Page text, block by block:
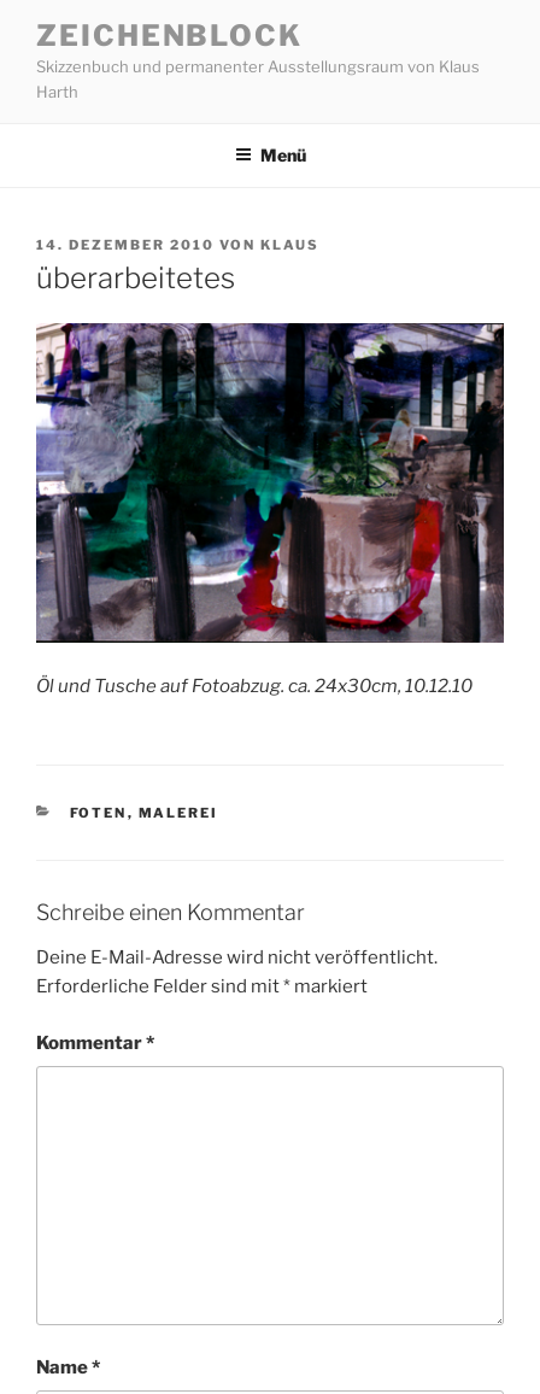
Inhalt
springen
ZEICHENBLOCK
Skizzenbuch und permanenter Ausstellungsraum von Klaus
Harth
Menü
VERÖFFENTLICHT
AM
14. DEZEMBER 2010 VON KLAUS
überarbeitetes
Öl und Tusche auf Fotoabzug. ca. 24x30cm, 10.12.10
KATEGORIEN
FOTEN , MALEREI
Schreibe einen Kommentar
Deine E-Mail-Adresse wird nicht veröffentlicht.
Erforderliche Felder sind mit* markiert
Kommentar*
Name*